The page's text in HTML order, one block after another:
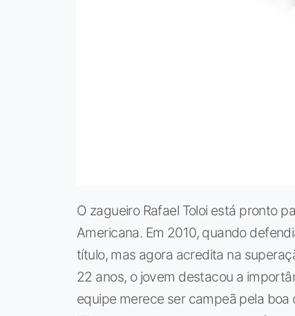
O zagueiro Rafael Toloi está pronto
Americana. Em 2010, quando
título, mas agora acredita na
22 anos, o jovem destacou a
equipe merece ser campeã pela